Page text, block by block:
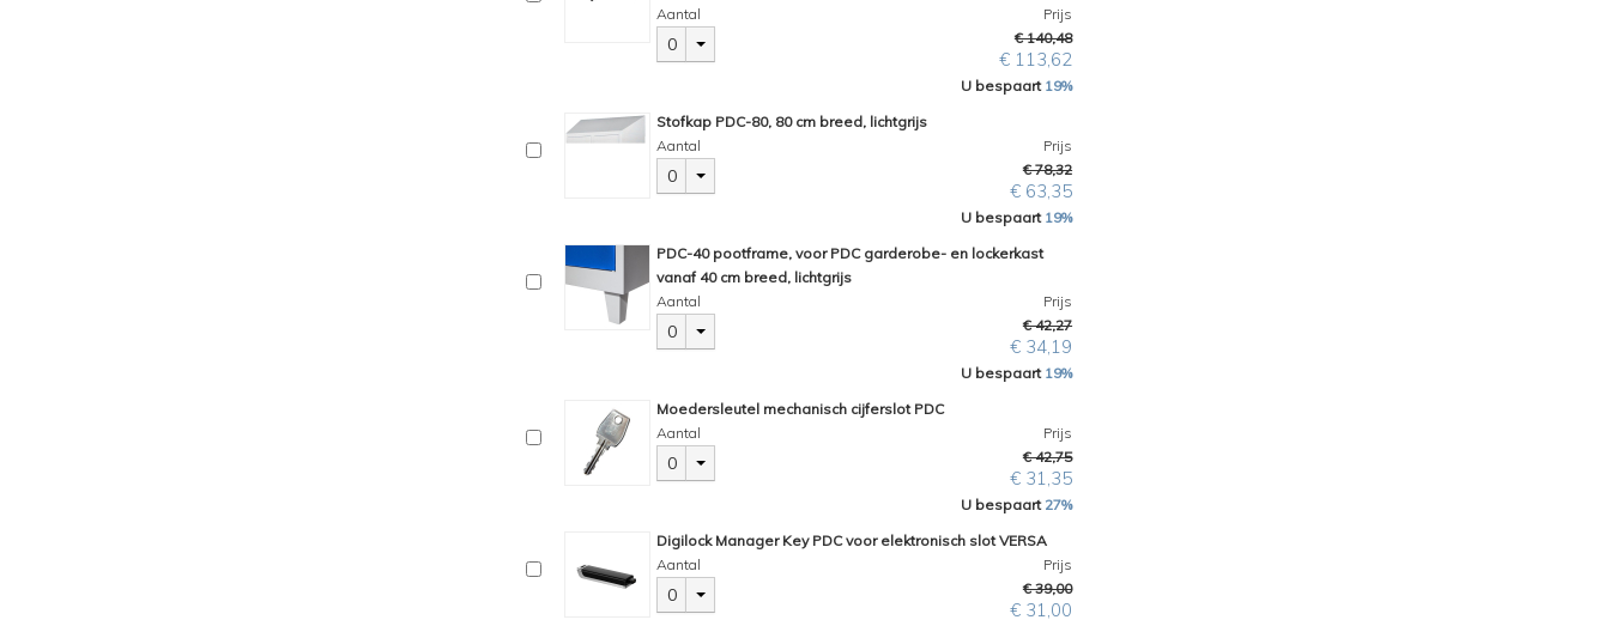
Aantal
0
Prijs
€ 140,48
€ 113,62
U bespaart 19%
Stofkap PDC-80, 80 cm breed, lichtgrijs
Aantal
0
Prijs
€ 78,32
€ 63,35
U bespaart 19%
PDC-40 pootframe, voor PDC garderobe- en lockerkast
vanaf 40 cm breed, lichtgrijs
Aantal
0
Prijs
€ 42,27
€ 34,19
U bespaart 19%
Moedersleutel mechanisch cijferslot PDC
Aantal
0
Prijs
€ 42,75
€ 31,35
U bespaart 27%
Digilock Manager Key PDC voor elektronisch slot VERSA
Aantal
0
Prijs
€ 39,00
€ 31,00